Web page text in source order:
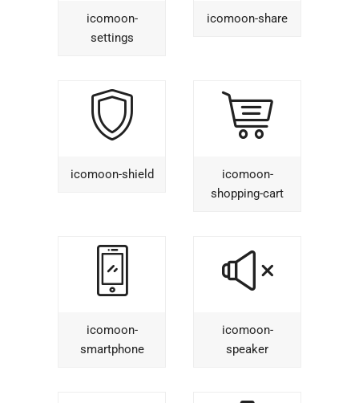
icomoon-
settings
icomoon-share
icomoon-shield
icomoon-
shopping-cart
icomoon-
smartphone
icomoon-
speaker